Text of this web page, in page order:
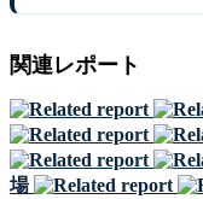
関連レポート
場